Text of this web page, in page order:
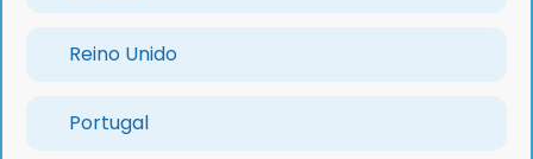
Reino Unido
Portugal